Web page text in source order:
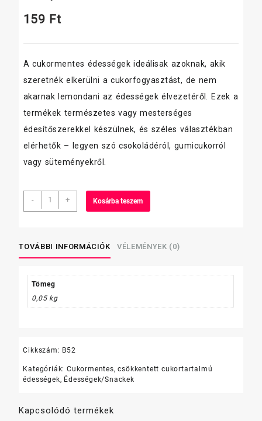
159 Ft
A cukormentes édességek ideálisak azoknak, akik
szeretnék elkerülni a cukorfogyasztást, de nem
akarnak lemondani az édességek élvezetéről. Ezek a
termékek természetes vagy mesterséges
édesítőszerekkel készülnek, és széles választékban
elérhetők – legyen szó csokoládéról, gumicukorról
vagy süteményekről.
-
Cornexi
Zabrudi
Áfonyás
mennyiség
+ Kosárba teszem
TOVÁBBI INFORMÁCIÓK VÉLEMÉNYEK (0)
Tömeg
0,05 kg
Cikkszám: B52
Kategóriák:Cukormentes, csökkentett cukortartalmú
édességek, Édességek/Snackek
Kapcsolódó termékek